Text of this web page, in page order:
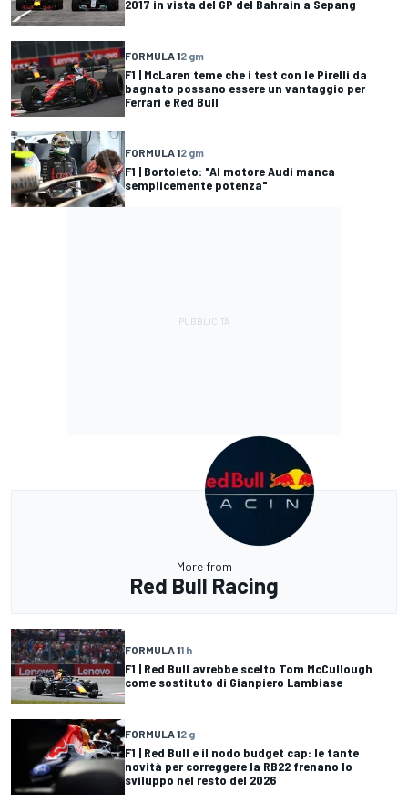
2017 in vista del GP del Bahrain a Sepang
FORMULA 12 gm
F1 | McLaren teme che i test con le Pirelli da
bagnato possano essere un vantaggio per
Ferrari e Red Bull
FORMULA 12 gm
F1 | Bortoleto: "Al motore Audi manca
semplicemente potenza"
More from
Red Bull Racing
FORMULA 11 h
F1 | Red Bull avrebbe scelto Tom McCullough
come sostituto di Gianpiero Lambiase
FORMULA 12 g
F1 | Red Bull e il nodo budget cap: le tante
novità per correggere la RB22 frenano lo
sviluppo nel resto del 2026